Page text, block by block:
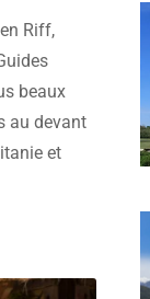
Riff,
beaux
au devant
et